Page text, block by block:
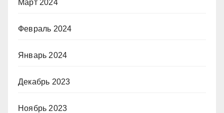
Март 2024
Февраль 2024
Январь 2024
Декабрь 2023
Ноябрь 2023